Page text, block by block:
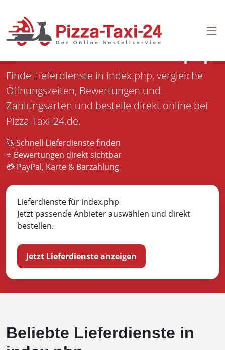
Finde Lieferdienste in index.php, vergleiche
Öffnungszeiten, Bewertungen und
Zahlungsarten und bestelle direkt online bei
Pizza-Taxi-24.de.
🚀 Schnell Lieferdienste finden
⭐ Bewertungen direkt sichtbar
💳 PayPal, Karte & Barzahlung
Lieferdienste für index.php
Jetzt passende Anbieter auswählen und direkt
bestellen.
Jetzt Lieferdienste anzeigen
Beliebte Lieferdienste in